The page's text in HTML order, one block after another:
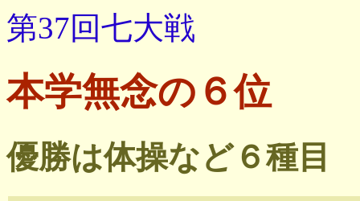
第37回七大戦
本学無念の６位
優勝は体操など６種目